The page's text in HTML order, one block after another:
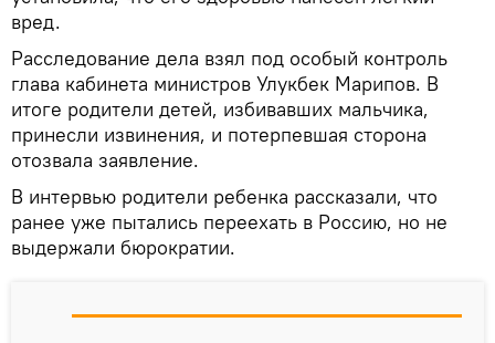
вред.
Расследование дела взял под особый контроль
глава кабинета министров Улукбек Марипов. В
итоге родители детей, избивавших мальчика,
принесли извинения, и потерпевшая сторона
отозвала заявление.
В интервью родители ребенка рассказали, что
ранее уже пытались переехать в Россию, но не
выдержали бюрократии.